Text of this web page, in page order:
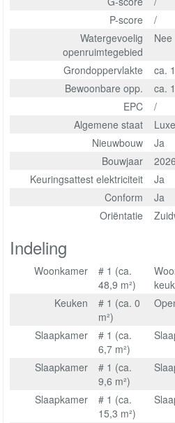
P-score
/
Watergevoelig
openruimtegebied
Nee
Grondoppervlakte
ca.
Bewoonbare opp.
ca.
EPC
/
Algemene staat
Nieuwbouw
Ja
Bouwjaar
2026
Keuringsattest elektriciteit
Ja
Conform
Ja
Oriëntatie
Indeling
Woonkamer
# 1 (ca.
48,9 m²)
Keuken
# 1 (ca. 0
m²)
Slaapkamer
# 1 (ca.
6,7 m²)
Slaapkamer
# 1 (ca.
9,6 m²)
Slaapkamer
# 1 (ca.
15,3 m²)